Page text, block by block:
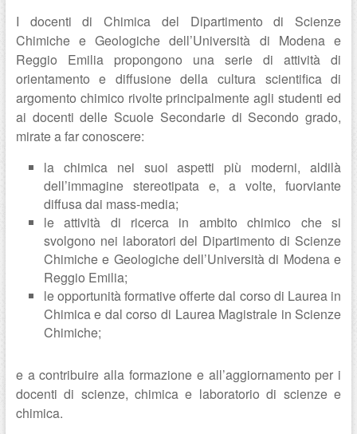
I docenti di Chimica del Dipartimento di Scienze
Chimiche e Geologiche dell’Università di Modena e
Reggio Emilia propongono una serie di attività di
orientamento e diffusione della cultura scientifica di
argomento chimico rivolte principalmente agli studenti ed
ai docenti delle Scuole Secondarie di Secondo grado,
mirate a far conoscere:
la chimica nei suoi aspetti più moderni, aldilà
dell’immagine stereotipata e, a volte, fuorviante
diffusa dai mass-media;
le attività di ricerca in ambito chimico che si
svolgono nei laboratori del Dipartimento di Scienze
Chimiche e Geologiche dell’Università di Modena e
Reggio Emilia;
le opportunità formative offerte dal corso di Laurea in
Chimica e dal corso di Laurea Magistrale in Scienze
Chimiche;
e a contribuire alla formazione e all’aggiornamento per i
docenti di scienze, chimica e laboratorio di scienze e
chimica.